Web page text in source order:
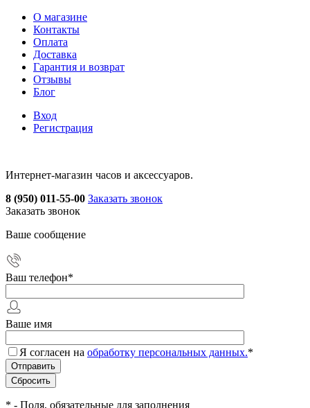
О магазине
Контакты
Оплата
Доставка
Гарантия и возврат
Отзывы
Блог
Вход
Регистрация
Интернет-магазин часов и аксессуаров.
8 (950) 011-55-00 Заказать звонок
Заказать звонок
Ваше сообщение
Ваш телефон*
Ваше имя
Я согласен на обработку персональных данных.*
* - Поля, обязательные для заполнения